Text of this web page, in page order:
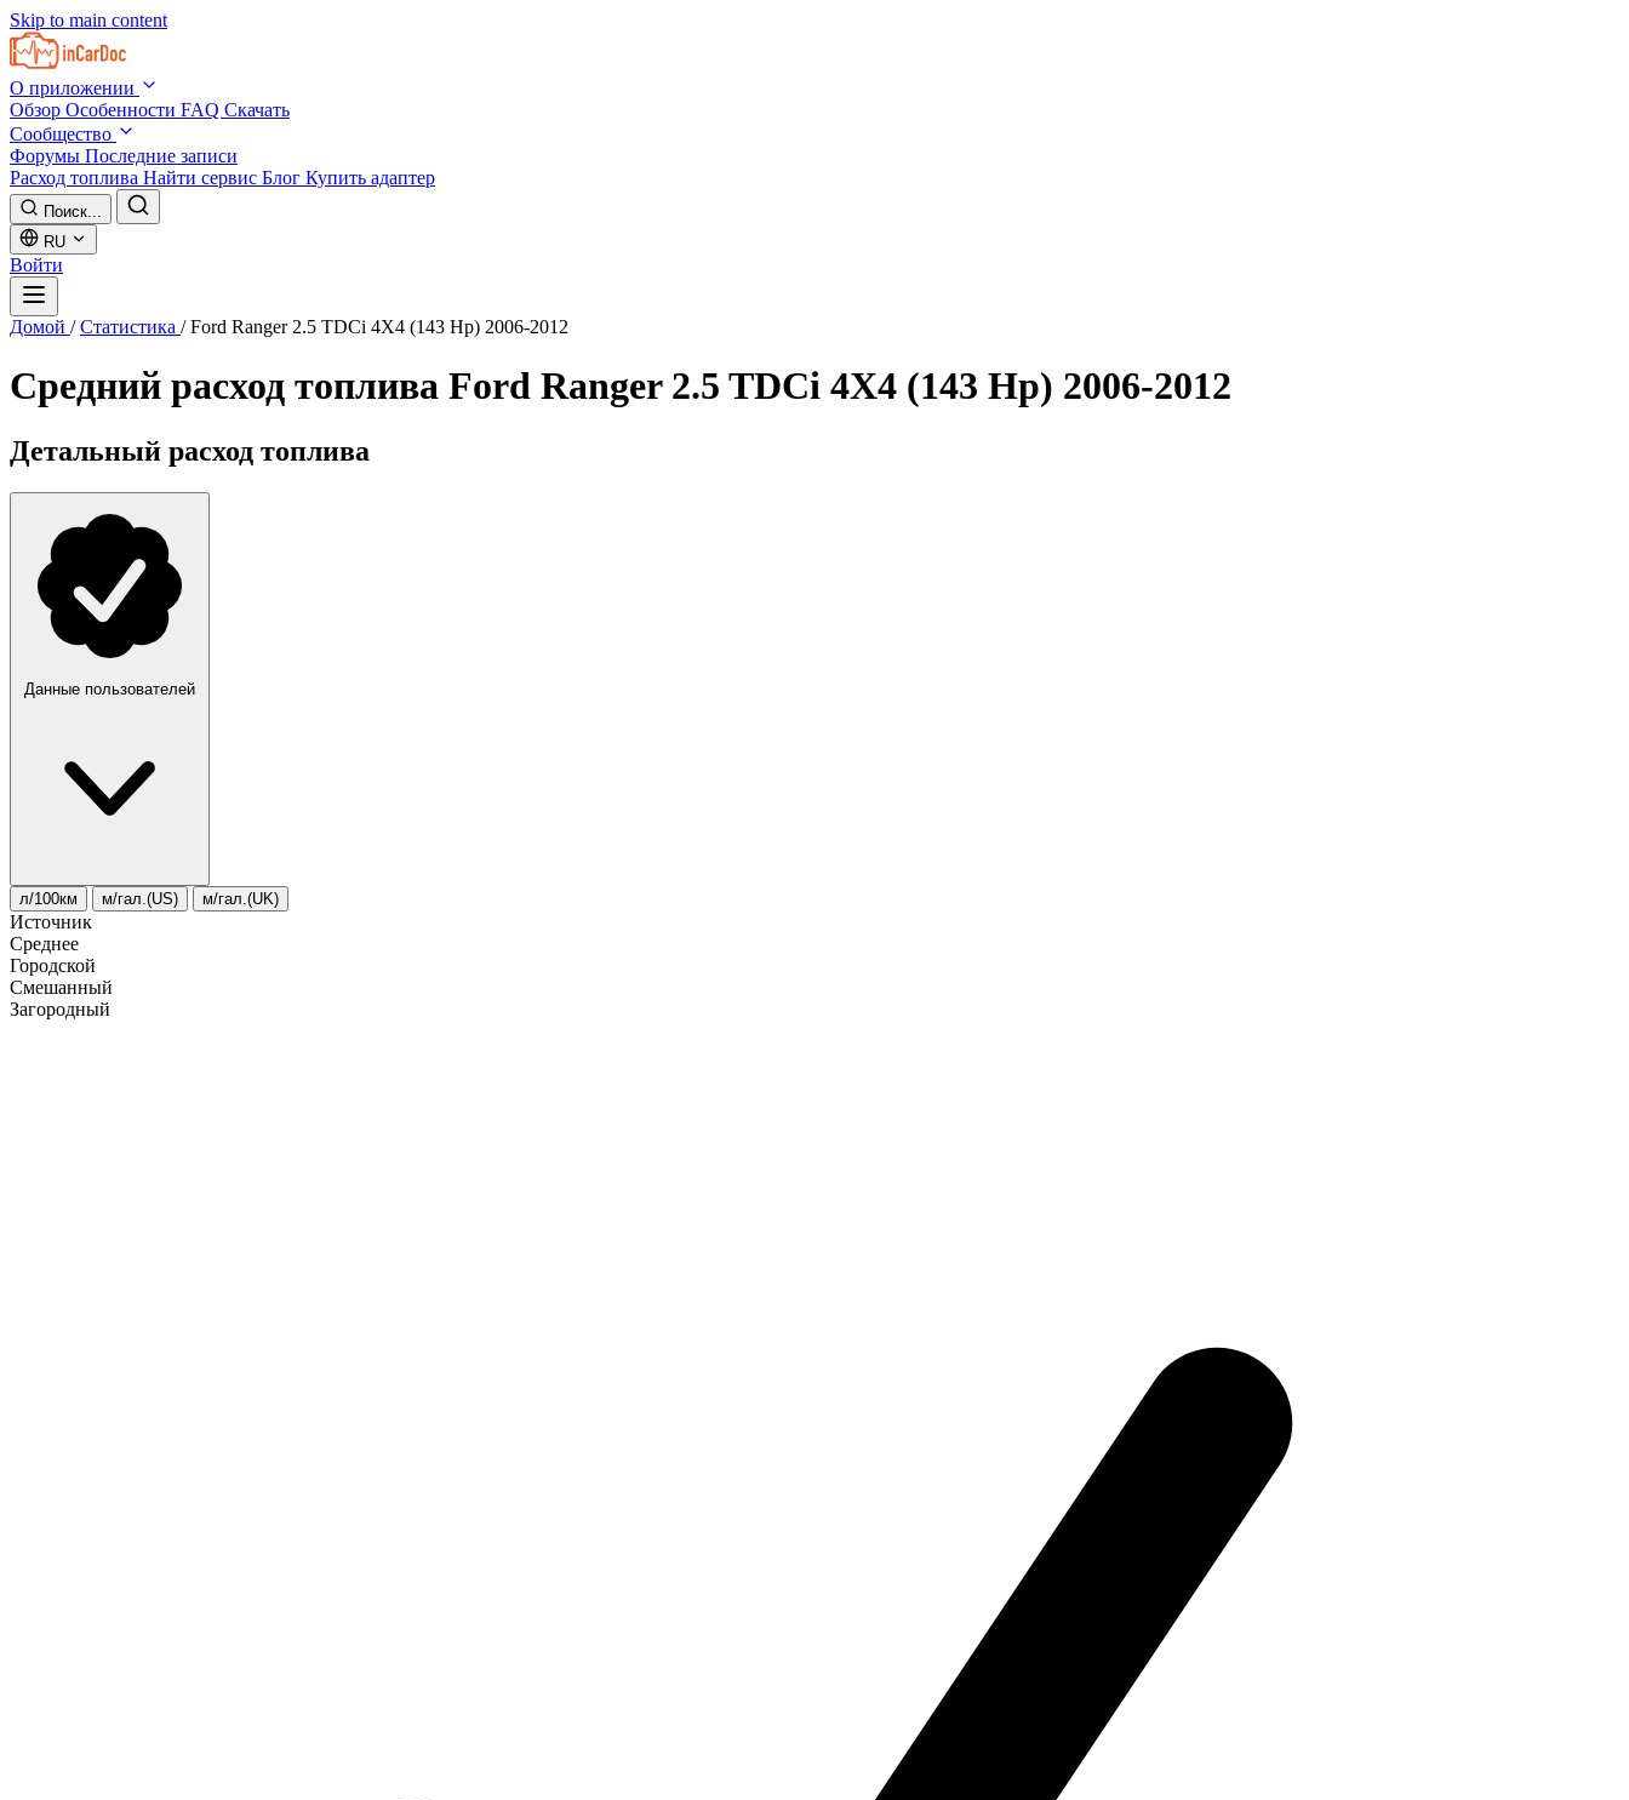
Skip to main content
О приложении
Обзор Особенности FAQ Скачать
Сообщество
Форумы Последние записи
Расход топлива Найти сервис Блог Купить адаптер
Поиск...
RU
Войти
Домой / Статистика / Ford Ranger 2.5 TDCi 4X4 (143 Hp) 2006-2012
Средний расход топлива Ford Ranger 2.5 TDCi 4X4 (143 Hp) 2006-2012
Детальный расход топлива
Данные пользователей
л/100км м/гал.(US) м/гал.(UK)
Источник
Среднее
Городской
Смешанный
Загородный